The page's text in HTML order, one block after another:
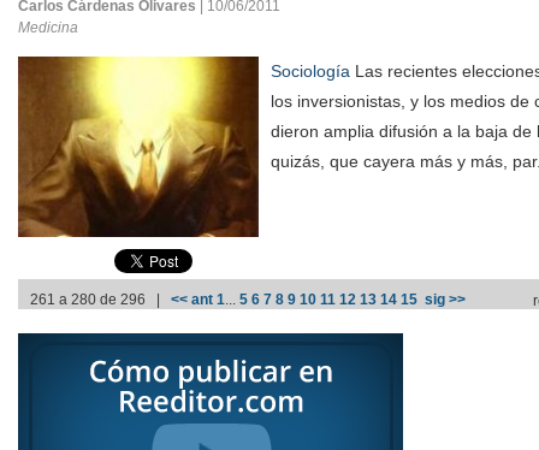
Carlos Cárdenas Olivares
| 10/06/2011
Medicina
Sociología Las recientes
los inversionistas, y los medios de
dieron amplia difusión a la baja
quizás, que cayera más y más,
261 a 280 de 296 | << ant 1... 5 6 7 8 9 10 11 12 13 14 15 sig >>